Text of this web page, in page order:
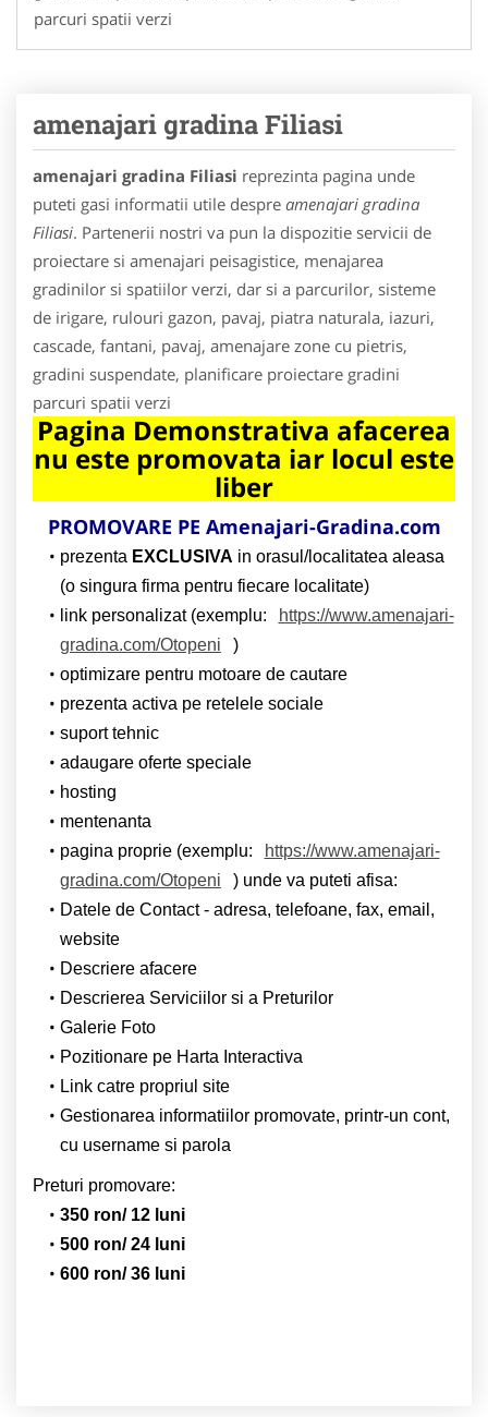
parcuri spatii verzi
amenajari gradina Filiasi
amenajari gradina Filiasi reprezinta pagina unde
puteti gasi informatii utile despre amenajari gradina
Filiasi. Partenerii nostri va pun la dispozitie servicii de
proiectare si amenajari peisagistice, menajarea
gradinilor si spatiilor verzi, dar si a parcurilor, sisteme
de irigare, rulouri gazon, pavaj, piatra naturala, iazuri,
cascade, fantani, pavaj, amenajare zone cu pietris,
gradini suspendate, planificare proiectare gradini
parcuri spatii verzi
Pagina Demonstrativa afacerea
nu este promovata iar locul este
liber
PROMOVARE PE Amenajari-Gradina.com
prezenta EXCLUSIVA in orasul/localitatea aleasa
(o singura firma pentru fiecare localitate)
link personalizat (exemplu:
https://www.amenajari-
gradina.com/Otopeni
)
optimizare pentru motoare de cautare
prezenta activa pe retelele sociale
suport tehnic
adaugare oferte speciale
hosting
mentenanta
pagina proprie (exemplu:
https://www.amenajari-
gradina.com/Otopeni
) unde va puteti afisa:
Datele de Contact - adresa, telefoane, fax, email,
website
Descriere afacere
Descrierea Serviciilor si a Preturilor
Galerie Foto
Pozitionare pe Harta Interactiva
Link catre propriul site
Gestionarea informatiilor promovate, printr-un cont,
cu username si parola
Preturi promovare:
350 ron/ 12 luni
500 ron/ 24 luni
600 ron/ 36 luni